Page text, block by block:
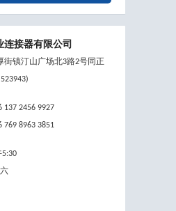
连接器有限公司
街镇汀山广场北3路2号同正
2456 9927
8963 3851
5:30